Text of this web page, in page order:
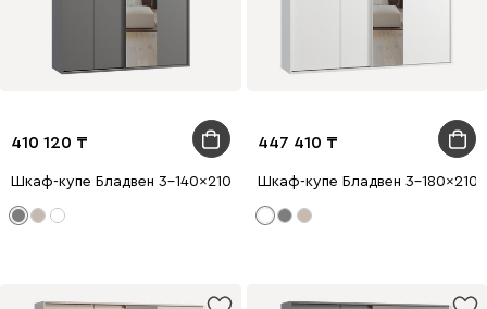
410 120
Шкаф-купе Бладвен 3-140x210 Графитовый
447 410
Шкаф-купе Бладвен 3-180x210